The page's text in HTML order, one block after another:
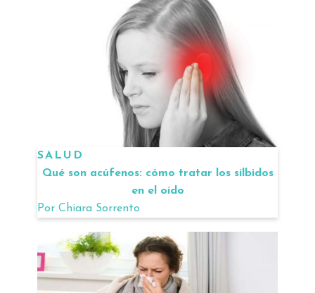
SALUD
Qué son acúfenos: cómo tratar los silbidos
en el oído
Por Chiara Sorrento